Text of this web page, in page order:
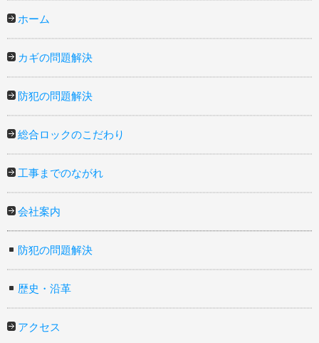
ホーム
カギの問題解決
防犯の問題解決
総合ロックのこだわり
工事までのながれ
会社案内
防犯の問題解決
歴史・沿革
アクセス